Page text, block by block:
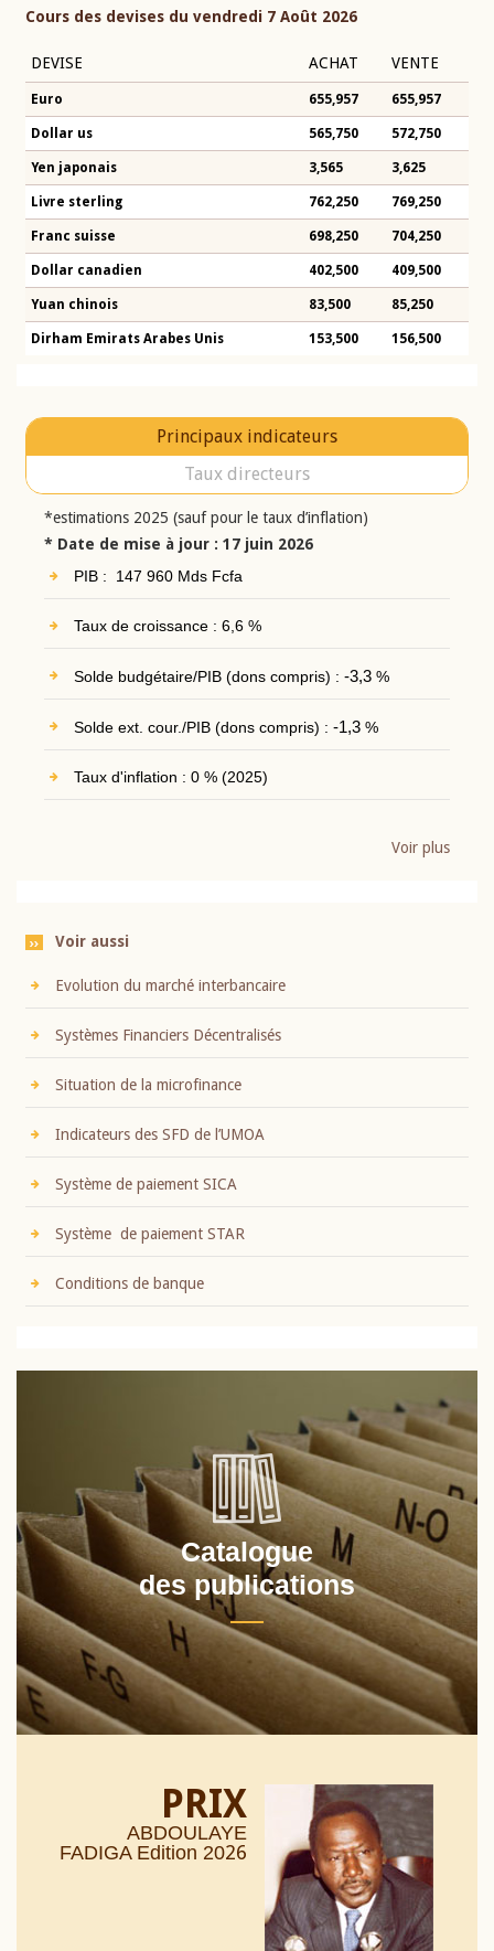
Cours des devises du vendredi 7 Août 2026
DEVISE ACHAT VENTE
Euro 655,957 655,957
Dollar us 565,750 572,750
Yen japonais 3,565 3,625
Livre sterling 762,250 769,250
Franc suisse 698,250 704,250
Dollar canadien 402,500 409,500
Yuan chinois 83,500 85,250
Dirham Emirats Arabes Unis 153,500 156,500
Principaux indicateurs
Taux directeurs
*estimations 2025 (sauf pour le taux d’inflation)
* Date de mise à jour : 17 juin 2026
PIB : 147 960 Mds Fcfa
Taux de croissance : 6,6 %
Solde budgétaire/PIB (dons compris) : -3,3%
Solde ext. cour./PIB (dons compris) : -1,3%
Taux d'inflation : 0 % (2025)
Voir plus
Voir aussi
Evolution du marché interbancaire
Systèmes Financiers Décentralisés
Situation de la microfinance
Indicateurs des SFD de l’UMOA
Système de paiement SICA
Système de paiement STAR
Conditions de banque
Catalogue
des publications
PRIX
ABDOULAYE
FADIGA Edition 2026